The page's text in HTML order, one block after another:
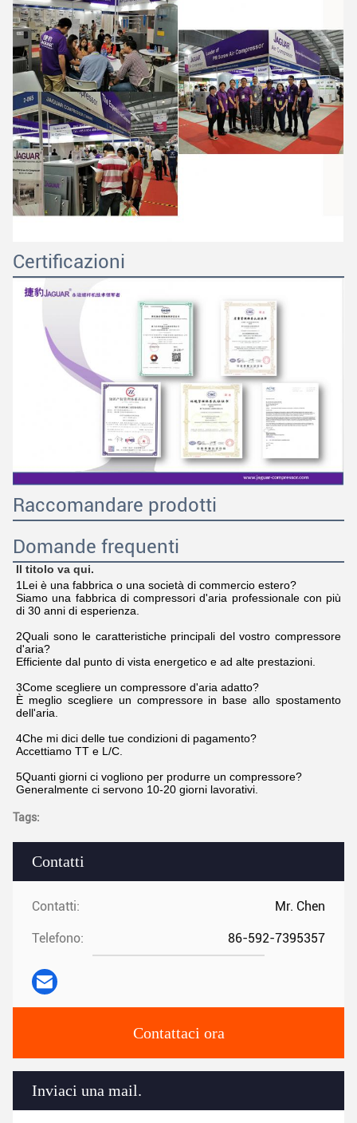
Contatti
Contatti: Mr. Chen
Telefono: 86-592-7395357
Contattaci ora
Inviaci una mail.
Certificazioni
Raccomandare prodotti
Domande frequenti
Il titolo va qui.
1Lei è una fabbrica o una società di commercio estero?
Siamo una fabbrica di compressori d'aria professionale con più
di 30 anni di esperienza.
2Quali sono le caratteristiche principali del vostro compressore
d'aria?
Efficiente dal punto di vista energetico e ad alte prestazioni.
3Come scegliere un compressore d'aria adatto?
È meglio scegliere un compressore in base allo spostamento
dell'aria.
4Che mi dici delle tue condizioni di pagamento?
Accettiamo TT e L/C.
5Quanti giorni ci vogliono per produrre un compressore?
Generalmente ci servono 10-20 giorni lavorativi.
Tags: